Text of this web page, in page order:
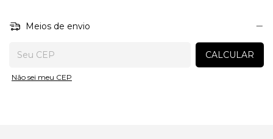
Meios de envio
CALCULAR
Não sei meu CEP